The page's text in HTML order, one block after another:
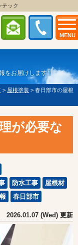
MENU
ック
をお届けします！
> 屋根塗装 > 春日部市の屋根
が必要な
防水工事
屋根材
春日部市
2026.01.07 (Wed) 更新